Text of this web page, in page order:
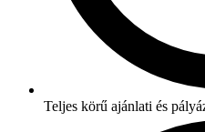
Teljes körű ajánlati és